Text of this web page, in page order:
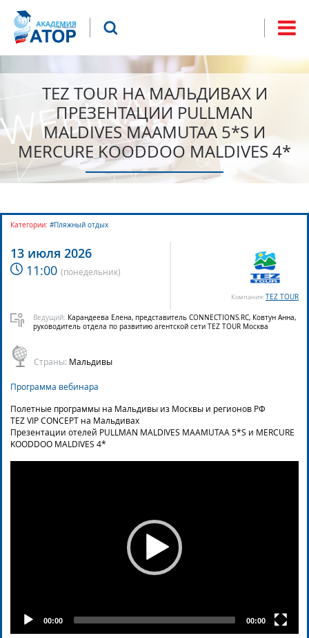
поиска
Что будем искать?
TEZ TOUR НА МАЛЬДИВАХ И
ПРЕЗЕНТАЦИИ PULLMAN
MALDIVES MAAMUTAA 5*S И
MERCURE KOODDOO MALDIVES 4*
13 июля 2026
11:00 (понедельник)
Компания:TEZ TOUR
Ведущий: Карандеева Елена, представитель CONNECTIONS.RC, Ковтун Анна,
руководитель отдела по развитию агентской сети TEZ TOUR Москва
Страны: Мальдивы
Категории: #Пляжный отдых
Программа вебинара
Полетные программы на Мальдивы из Москвы и регионов РФ
TEZ VIP CONCEPT на Мальдивах
Презентации отелей PULLMAN MALDIVES MAAMUTAA 5*S и MERCURE
KOODDOO MALDIVES 4*
00:00 00:00